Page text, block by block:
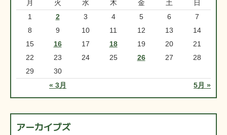
月
火 水 木 金 土 日
« 3月 5月 »
1 2 3 4 5 6
7
8
9 10 11 12 13
14
15
16 17 18 19 20
21
22
23 24 25 26 27
28
29
30
アーカイブズ